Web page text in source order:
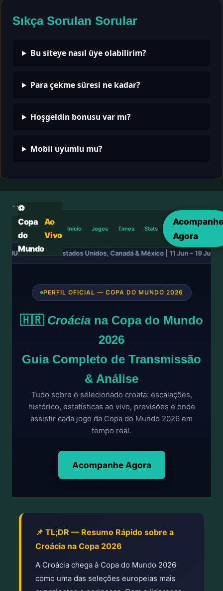
Sıkça Sorulan Sorular
Bu siteye nasıl üye olabilirim?
Para çekme süresi ne kadar?
Hoşgeldin bonusu var mı?
Mobil uyumlu mu?
```html
⚽
Copa
do
Mundo
Ao
Vivo
Início Jogos Times Stats
Acompanhe
Agora
MUNDO 2026 — Estados Unidos, Canadá & México | 11 Jun – 19 Jul
PERFIL OFICIAL — COPA DO MUNDO 2026
🇭🇷 Croácia na Copa do Mundo
2026
Guia Completo de Transmissão
& Análise
Tudo sobre o selecionado croata: escalações,
histórico, estatísticas ao vivo, previsões e onde
assistir cada jogo da Copa do Mundo 2026 em
tempo real.
Acompanhe Agora
📌 TL;DR — Resumo Rápido sobre a
Croácia na Copa 2026
A Croácia chega à Copa do Mundo 2026
como uma das seleções europeias mais